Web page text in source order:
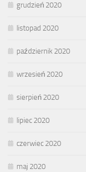
grudzień 2020
listopad 2020
październik 2020
wrzesień 2020
sierpień 2020
lipiec 2020
czerwiec 2020
maj 2020